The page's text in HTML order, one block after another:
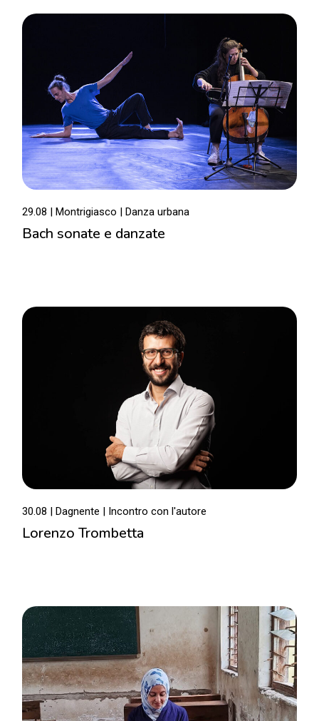
29.08 | Montrigiasco | Danza urbana
Bach sonate e danzate
30.08 | Dagnente Incontro con l'autore
Lorenzo Trombetta